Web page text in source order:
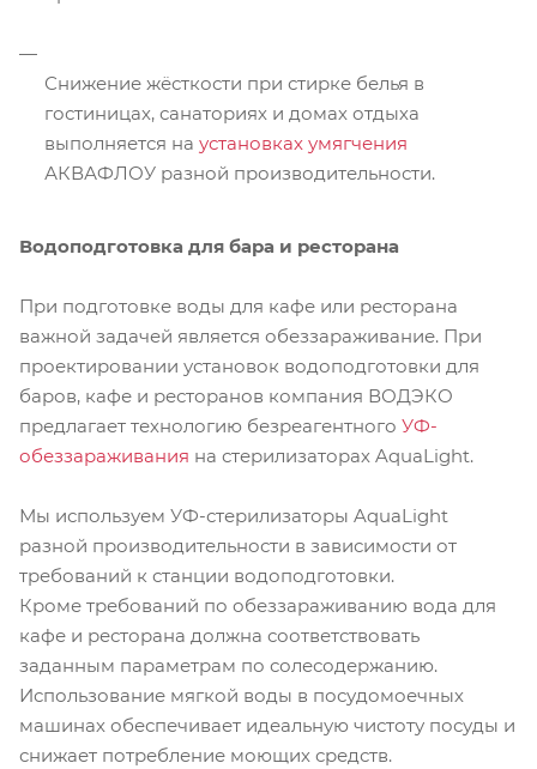
Снижение жёсткости при стирке белья в
гостиницах, санаториях и домах отдыха
выполняется на установках умягчения
АКВАФЛОУ разной производительности.
Водоподготовка для бара и ресторана
При подготовке воды для кафе или ресторана
важной задачей является обеззараживание. При
проектировании установок водоподготовки для
баров, кафе и ресторанов компания ВОДЭКО
предлагает технологию безреагентного УФ-
обеззараживания на стерилизаторах AquaLight.
Мы используем УФ-стерилизаторы AquaLight
разной производительности в зависимости от
требований к станции водоподготовки.
Кроме требований по обеззараживанию вода для
кафе и ресторана должна соответствовать
заданным параметрам по солесодержанию.
Использование мягкой воды в посудомоечных
машинах обеспечивает идеальную чистоту посуды и
снижает потребление моющих средств.